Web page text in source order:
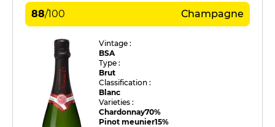
88/100 Champagne
Vintage :
BSA
Type :
Brut
Classification :
Blanc
Varieties :
Chardonnay70%
Pinot meunier15%